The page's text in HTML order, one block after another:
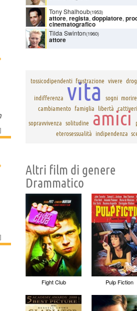
]
]
Tony Shalhoub(1953)
attore, regista,doppiatore,
cinematografico
Tilda Swinton(1960)
attore
tossicodipendenti frustrazione vivere
indifferenza vita sogni morire
cambiamento famiglia libertà
sopravvivenza solitudine amici
eterosessualità
indipendenza
Altri film di genere
Drammatico
Fight Club Pulp Fiction